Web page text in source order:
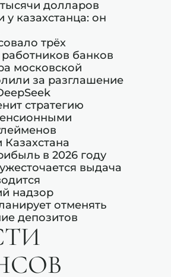
долларов
у казахстанца: он
трёх
банков
московской
за разглашение
стратегию
в 2026 году
выдача
надзор
отменять
депозитов